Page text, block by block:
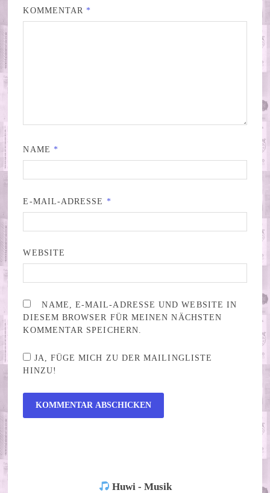
KOMMENTAR *
NAME *
E-MAIL-ADRESSE *
WEBSITE
NAME, E-MAIL-ADRESSE UND WEBSITE IN
DIESEM BROWSER FÜR MEINEN NÄCHSTEN
KOMMENTAR SPEICHERN.
JA, FÜGE MICH ZU DER MAILINGLISTE
HINZU!
Huwi - Musik